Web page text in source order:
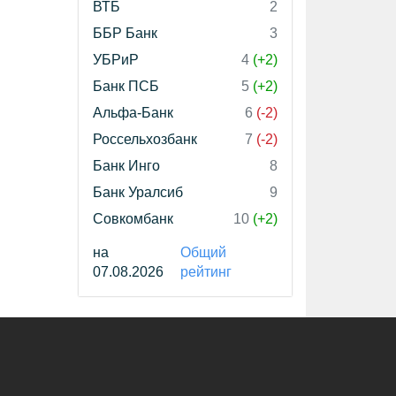
ВТБ
2
ББР Банк
3
УБРиР
4 (+2)
Банк ПСБ
5 (+2)
Альфа-Банк
6 (-2)
Россельхозбанк
7 (-2)
Банк Инго
8
Банк Уралсиб
9
Совкомбанк
10 (+2)
на
07.08.2026
Общий
рейтинг